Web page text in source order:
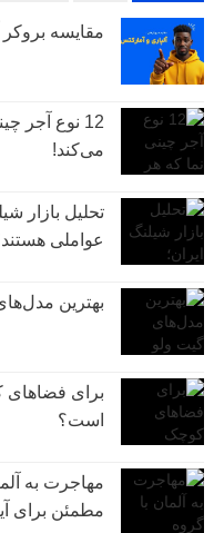
مقایسه
12 نوع آجر
می‌کند!
تحلیل بازار
عواملی
بهترین
برای فضاهای
است؟
مطمئن برای